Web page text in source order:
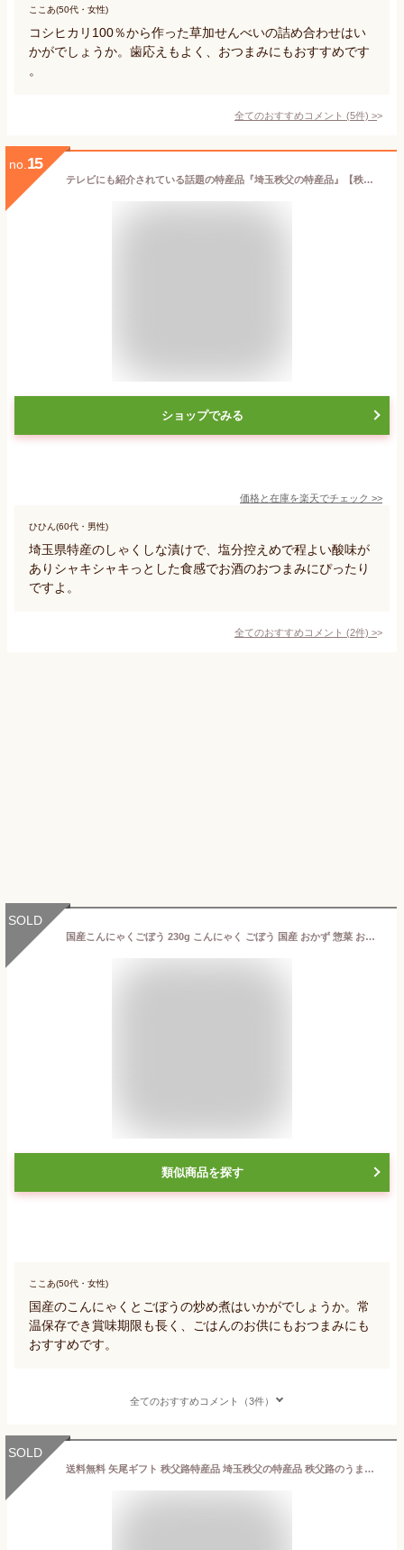
ここあ(50代・女性)
コシヒカリ100％から作った草加せんべいの詰め合わせはい
かがでしょうか。歯応えもよく、おつまみにもおすすめです
。
全てのおすすめコメント (5件) >
no. 15
テレビにも紹介されている話題の特産品『埼玉秩父の特産品』【秩父路のうまい物】石川漬物謹製 しゃくしな漬け（400g）【大サイズ】【父の日】おすすめギフト10P01Oct16【smtb-TD】【saitama】つまみ しゃくし菜漬 【夏みやげ】
ショップでみる
価格と在庫を楽天でチェック >>
ひひん(60代・男性)
埼玉県特産のしゃくしな漬けで、塩分控えめで程よい酸味が
ありシャキシャキっとした食感でお酒のおつまみにぴったり
ですよ。
全てのおすすめコメント (2件) >
SOLD
国産こんにゃくごぼう 230g こんにゃく ごぼう 国産 おかず 惣菜 おつまみ 埼玉 おみやげ お土産 埼玉みやげ さいたま
類似商品を探す
ここあ(50代・女性)
国産のこんにゃくとごぼうの炒め煮はいかがでしょうか。常
温保存でき賞味期限も長く、ごはんのお供にもおつまみにも
おすすめです。
全てのおすすめコメント（3件）
SOLD
送料無料 矢尾ギフト 秩父路特産品 埼玉秩父の特産品 秩父路のうまいもの 世界商事 豚肉味噌漬け【折入り】埼玉県 お土産 豚丼 豚味噌 おすすめギフトおつまみ ビール 日本酒 ハイボール 帰省土産 おみやげ 秩父 御祝 お返し 内祝 誕生日 お中元 夏 ギフト 御中元